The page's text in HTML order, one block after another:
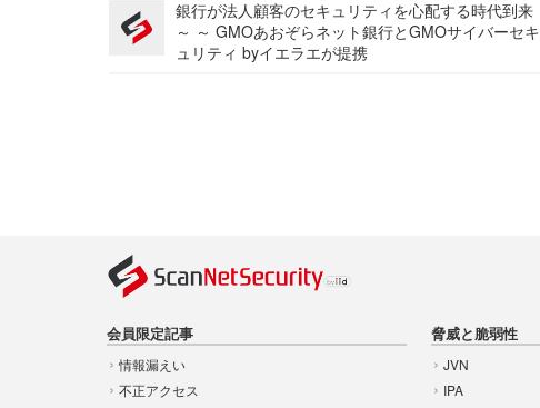
銀行が法人顧客のセキュリティを心配する時代到来
～ ～ GMOあおぞらネット銀行とGMOサイバーセキ
ュリティ byイエラエが提携
会員限定記事
情報漏えい
不正アクセス
脅威と脆弱性
JVN
IPA